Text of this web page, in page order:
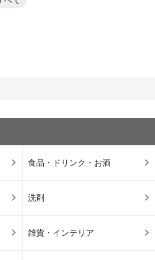
食品・ドリンク・お酒
洗剤
雑貨・インテリア